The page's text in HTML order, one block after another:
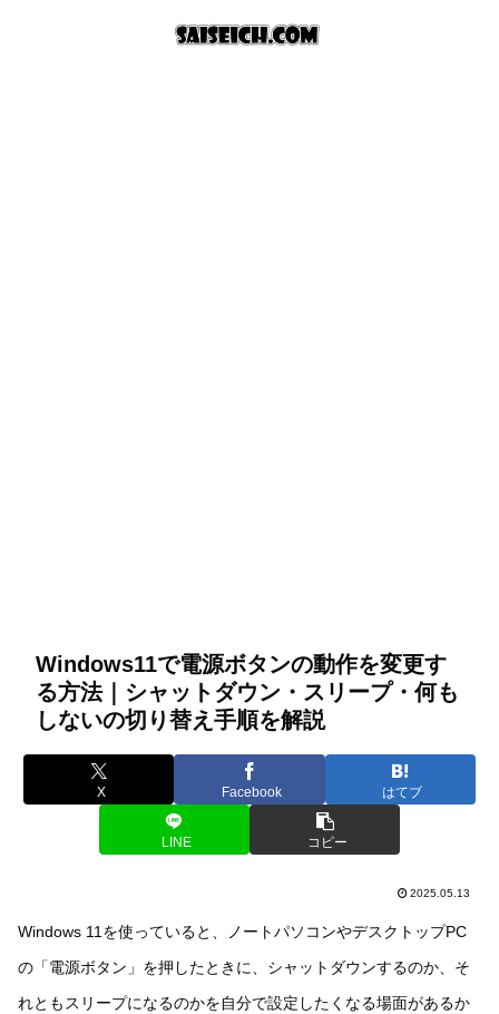
Windows11で電源ボタンの動作を変更す
る方法｜シャットダウン・スリープ・何も
しないの切り替え手順を解説
X Facebook はてブ
LINE コピー
2025.05.13
Windows 11を使っていると、ノートパソコンやデスクトップPC
の「電源ボタン」を押したときに、シャットダウンするのか、そ
れともスリープになるのかを自分で設定したくなる場面があるか